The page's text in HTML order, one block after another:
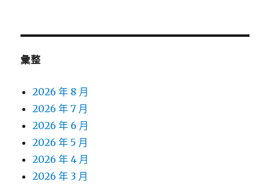
彙整
2026 年 8 月
2026 年 7 月
2026 年 6 月
2026 年 5 月
2026 年 4 月
2026 年 3 月